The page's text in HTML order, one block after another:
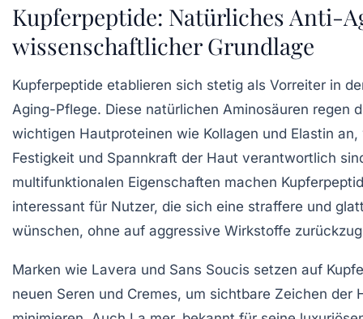
Kupferpeptide: Natürliches Anti-
wissenschaftlicher Grundlage
Kupferpeptide etablieren sich stetig als Vorreiter in
Aging-Pflege. Diese natürlichen Aminosäuren regen
wichtigen Hautproteinen wie Kollagen und Elastin
Festigkeit und Spannkraft der Haut verantwortlich
multifunktionalen Eigenschaften machen
interessant für Nutzer, die sich eine straffere und
wünschen, ohne auf aggressive Wirkstoffe
Marken wie Lavera und Sans Soucis setzen auf
neuen Seren und Cremes, um sichtbare Zeichen der